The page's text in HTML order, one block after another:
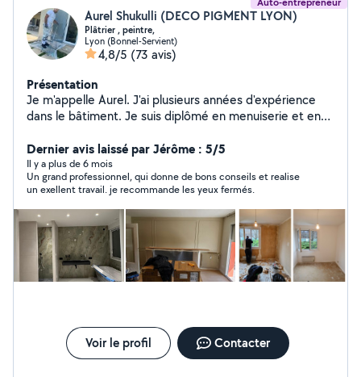
Aurel Shukulli (DECO PIGMENT LYON)
Plâtrier , peintre,
Lyon (Bonnel-Servient)
4,8/5 (73 avis)
Présentation
Je m'appelle Aurel. J'ai plusieurs années d'expérience
dans le bâtiment. Je suis diplômé en menuiserie et en
s'étend à une gamme variée de travaux de bricolage,
incluant le ponçage des murs, la peinture, le ratissage et
la bande à joint. Je reste à votre disposition. N'hésitez
pas à me contacter! Je me déplace gratuitement pour
voir les travaux et faire le devis Au plaisir de travailler
avec vous Bien cordialement Aurel
Dernier avis laissé par Jérôme : 5/5
Il y a plus de 6 mois
Un grand professionnel, qui donne de bons conseils et realise
un exellent travail. je recommande les yeux fermés.
Voir le profil Contacter